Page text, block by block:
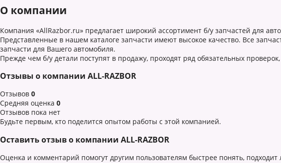
О компании
Компания «AllRazbor.ru» предлагает широкий ассортимент б/у запчастей для
Представленные в нашем каталоге запчасти имеют высокое качество. Все
запчасти для Вашего автомобиля.
Прежде чем б/у детали поступят в продажу, проходят ряд обязательных
Отзывы о компании ALL-RAZBOR
Отзывов 0
Средняя оценка 0
Отзывов пока нет
Будьте первым, кто поделится опытом работы с этой компанией.
Оставить отзыв о компании ALL-RAZBOR
Оценка и комментарий помогут другим пользователям быстрее понять,